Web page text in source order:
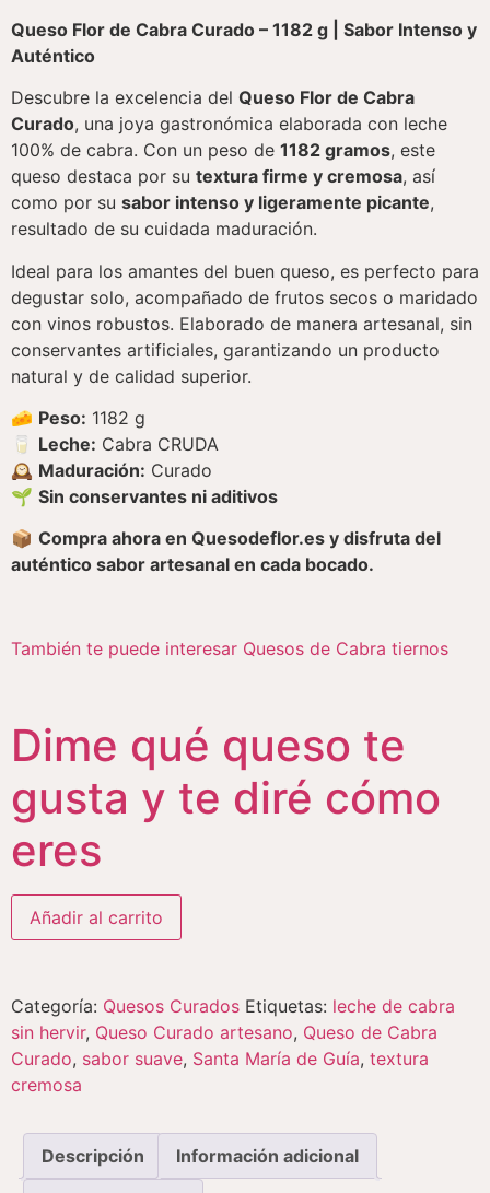
Queso Flor de Cabra Curado – 1182 g | Sabor Intenso y
Auténtico
Descubre la excelencia del Queso Flor de Cabra
Curado, una joya gastronómica elaborada con leche
100% de cabra. Con un peso de 1182 gramos, este
queso destaca por su textura firme y cremosa, así
como por su sabor intenso y ligeramente picante,
resultado de su cuidada maduración.
Ideal para los amantes del buen queso, es perfecto para
degustar solo, acompañado de frutos secos o maridado
con vinos robustos. Elaborado de manera artesanal, sin
conservantes artificiales, garantizando un producto
natural y de calidad superior.
🧀 Peso: 1182 g
🥛 Leche: Cabra CRUDA
🕰 Maduración: Curado
🌱 Sin conservantes ni aditivos
📦 Compra ahora en Quesodeflor.es y disfruta del
auténtico sabor artesanal en cada bocado.
También te puede interesar Quesos de Cabra tiernos
Dime qué queso te
gusta y te diré cómo
eres
Añadir al carrito
Categoría: Quesos Curados Etiquetas: leche de cabra
sin hervir, Queso Curado artesano, Queso de Cabra
Curado, sabor suave, Santa María de Guía, textura
cremosa
Descripción Información adicional